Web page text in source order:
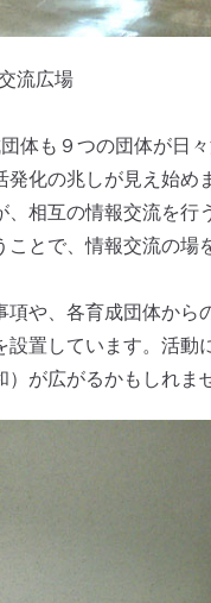
流広場
体も９つの団体が日
発化の兆しが見え始
相互の情報交流を行
とで、情報交流の場
や、各育成団体から
置しています。活動
が広がるかもしれませ